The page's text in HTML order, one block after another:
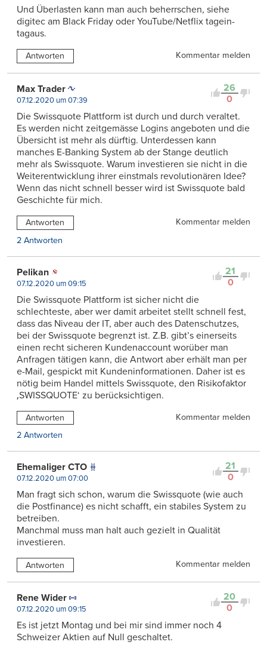
Und Überlasten kann man auch beherrschen, siehe
digitec am Black Friday oder YouTube/Netflix tagein-
tagaus.
Antworten Kommentar melden
26
0
Max Trader
07.12.2020 um 07:39
Die Swissquote Plattform ist durch und durch veraltet.
Es werden nicht zeitgemässe Logins angeboten und die
Übersicht ist mehr als dürftig. Unterdessen kann
manches E-Banking System ab der Stange deutlich
mehr als Swissquote. Warum investieren sie nicht in die
Weiterentwicklung ihrer einstmals revolutionären Idee?
Wenn das nicht schnell besser wird ist Swissquote bald
Geschichte für mich.
Antworten
Kommentar melden
2 Antworten
21
0
Pelikan
07.12.2020 um 09:15
Die Swissquote Plattform ist sicher nicht die
schlechteste, aber wer damit arbeitet stellt schnell fest,
dass das Niveau der IT, aber auch des Datenschutzes,
bei der Swissquote begrenzt ist. Z.B. gibt’s einerseits
einen recht sicheren Kundenaccount worüber man
Anfragen tätigen kann, die Antwort aber erhält man per
e-Mail, gespickt mit Kundeninformationen. Daher ist es
nötig beim Handel mittels Swissquote, den Risikofaktor
‚SWISSQUOTE‘ zu berücksichtigen.
Antworten
Kommentar melden
2 Antworten
21
0
Ehemaliger CTO
07.12.2020 um 07:00
Man fragt sich schon, warum die Swissquote (wie auch
die Postfinance) es nicht schafft, ein stabiles System zu
betreiben.
Manchmal muss man halt auch gezielt in Qualität
investieren.
Antworten Kommentar melden
20
0
Rene Wider
07.12.2020 um 09:15
Es ist jetzt Montag und bei mir sind immer noch 4
Schweizer Aktien auf Null geschaltet.